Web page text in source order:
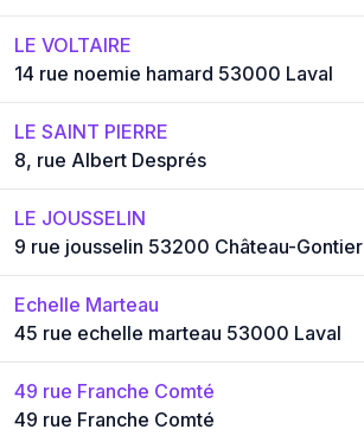
LE VOLTAIRE
14 rue noemie hamard 53000 Laval
LE SAINT PIERRE
8, rue Albert Després
LE JOUSSELIN
9 rue jousselin 53200 Château-Gontier
Echelle Marteau
45 rue echelle marteau 53000 Laval
49 rue Franche Comté
49 rue Franche Comté